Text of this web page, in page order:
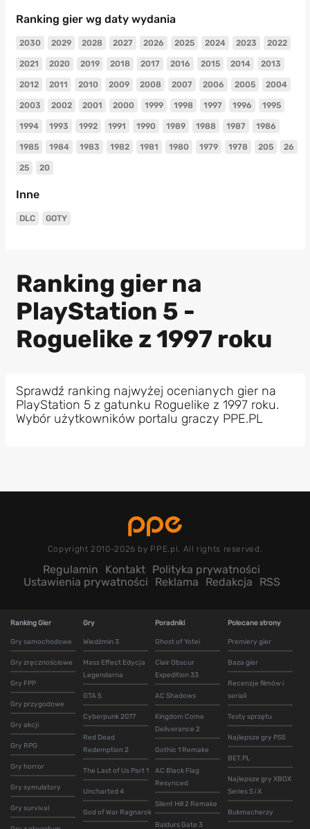
Ranking gier wg daty wydania
2030 2029 2028 2027 2026 2025 2024 2023 2022
2021 2020 2019 2018 2017 2016 2015 2014 2013
2012 2011 2010 2009 2008 2007 2006 2005 2004
2003 2002 2001 2000 1999 1998 1997 1996 1995
1994 1993 1992 1991 1990 1989 1988 1987 1986
1985 1984 1983 1982 1981 1980 1979 1978 205 26
25 20
Inne
DLC GOTY
Ranking gier na
PlayStation 5 -
Roguelike z 1997 roku
Sprawdź ranking najwyżej ocenianych gier na
PlayStation 5 z gatunku Roguelike z 1997 roku.
Wybór użytkowników portalu graczy PPE.PL
Copyright 2010-2026 by PPE.pl. All rights reserved.
Regulamin Kontakt Polityka prywatności
Ustawienia prywatności
Reklama Redakcja RSS
Ranking Gier
Gry samochodowe
Gry zręcznościowe
Gry FPP
Gry przygodowe
Gry akcji
Gry RPG
Gry horror
Gry symulatory
Gry survival
Gry
Wiedźmin 3
Mass Effect Edycja
Legendarna
GTA 5
Cyberpunk 2077
Red Dead
Redemption 2
The Last of Us Part 1
Uncharted 4
God of War Ragnarok
Poradniki
Ghost of Yotei
Clair Obscur
Expedition 33
AC Shadows
Kingdom Come
Deliverance 2
Gothic 1 Remake
AC Black Flag
Resynced
Silent Hill 2 Remake
Baldurs Gate 3
Polecane strony
Premiery gier
Baza gier
Recenzje filmów i
seriali
Testy sprzętu
Najlepsze gry PS5
BET.PL
Najlepsze gry XBOX
Series S i X
Bukmacherzy